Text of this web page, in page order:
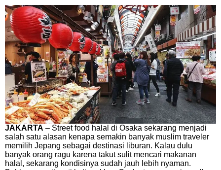
JAKARTA – Street food halal di Osaka sekarang menjadi
salah satu alasan kenapa semakin banyak muslim traveler
memilih Jepang sebagai destinasi liburan. Kalau dulu
banyak orang ragu karena takut sulit mencari makanan
halal, sekarang kondisinya sudah jauh lebih nyaman.